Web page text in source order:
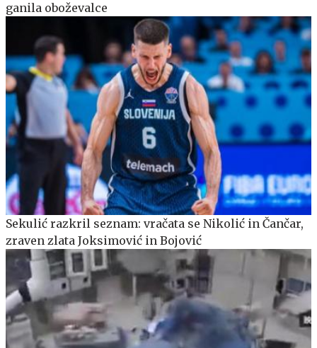
ganila oboževalce
Sekulić razkril seznam: vračata se Nikolić in Čančar,
zraven zlata Joksimović in Bojović